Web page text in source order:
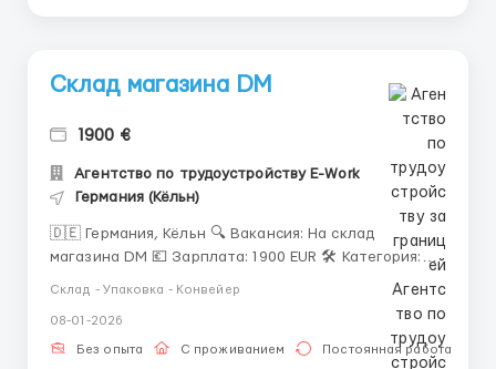
Склад магазина DM
1900 €
Агентство по трудоустройству E-Work
Германия (Кёльн)
🇩🇪 Германия, Кёльн 🔍 Вакансия: На склад
магазина DM 💶 Зарплата: 1900 EUR 🛠 Категория:
Різноробочий ℹ️ Детальная информация: Приезд на
Кандидаты под параграф живут 2 недели бесплатно
и ждут параграф , потом выход на работу ) 📒
Склад - Упаковка - Конвейер
08-01-2026
Без опыта С проживанием Постоянная работа